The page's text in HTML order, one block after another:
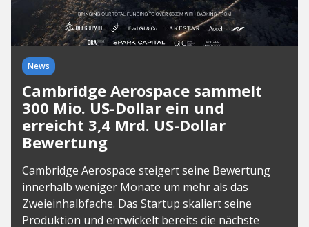
News
Cambridge Aerospace sammelt
300 Mio. US-Dollar ein und
erreicht 3,4 Mrd. US-Dollar
Bewertung
Cambridge Aerospace steigert seine Bewertung
innerhalb weniger Monate um mehr als das
Zweieinhalbfache. Das Startup skaliert seine
Produktion und entwickelt bereits die nächste